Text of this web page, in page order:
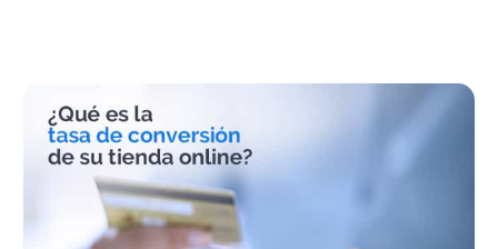
ventajas?